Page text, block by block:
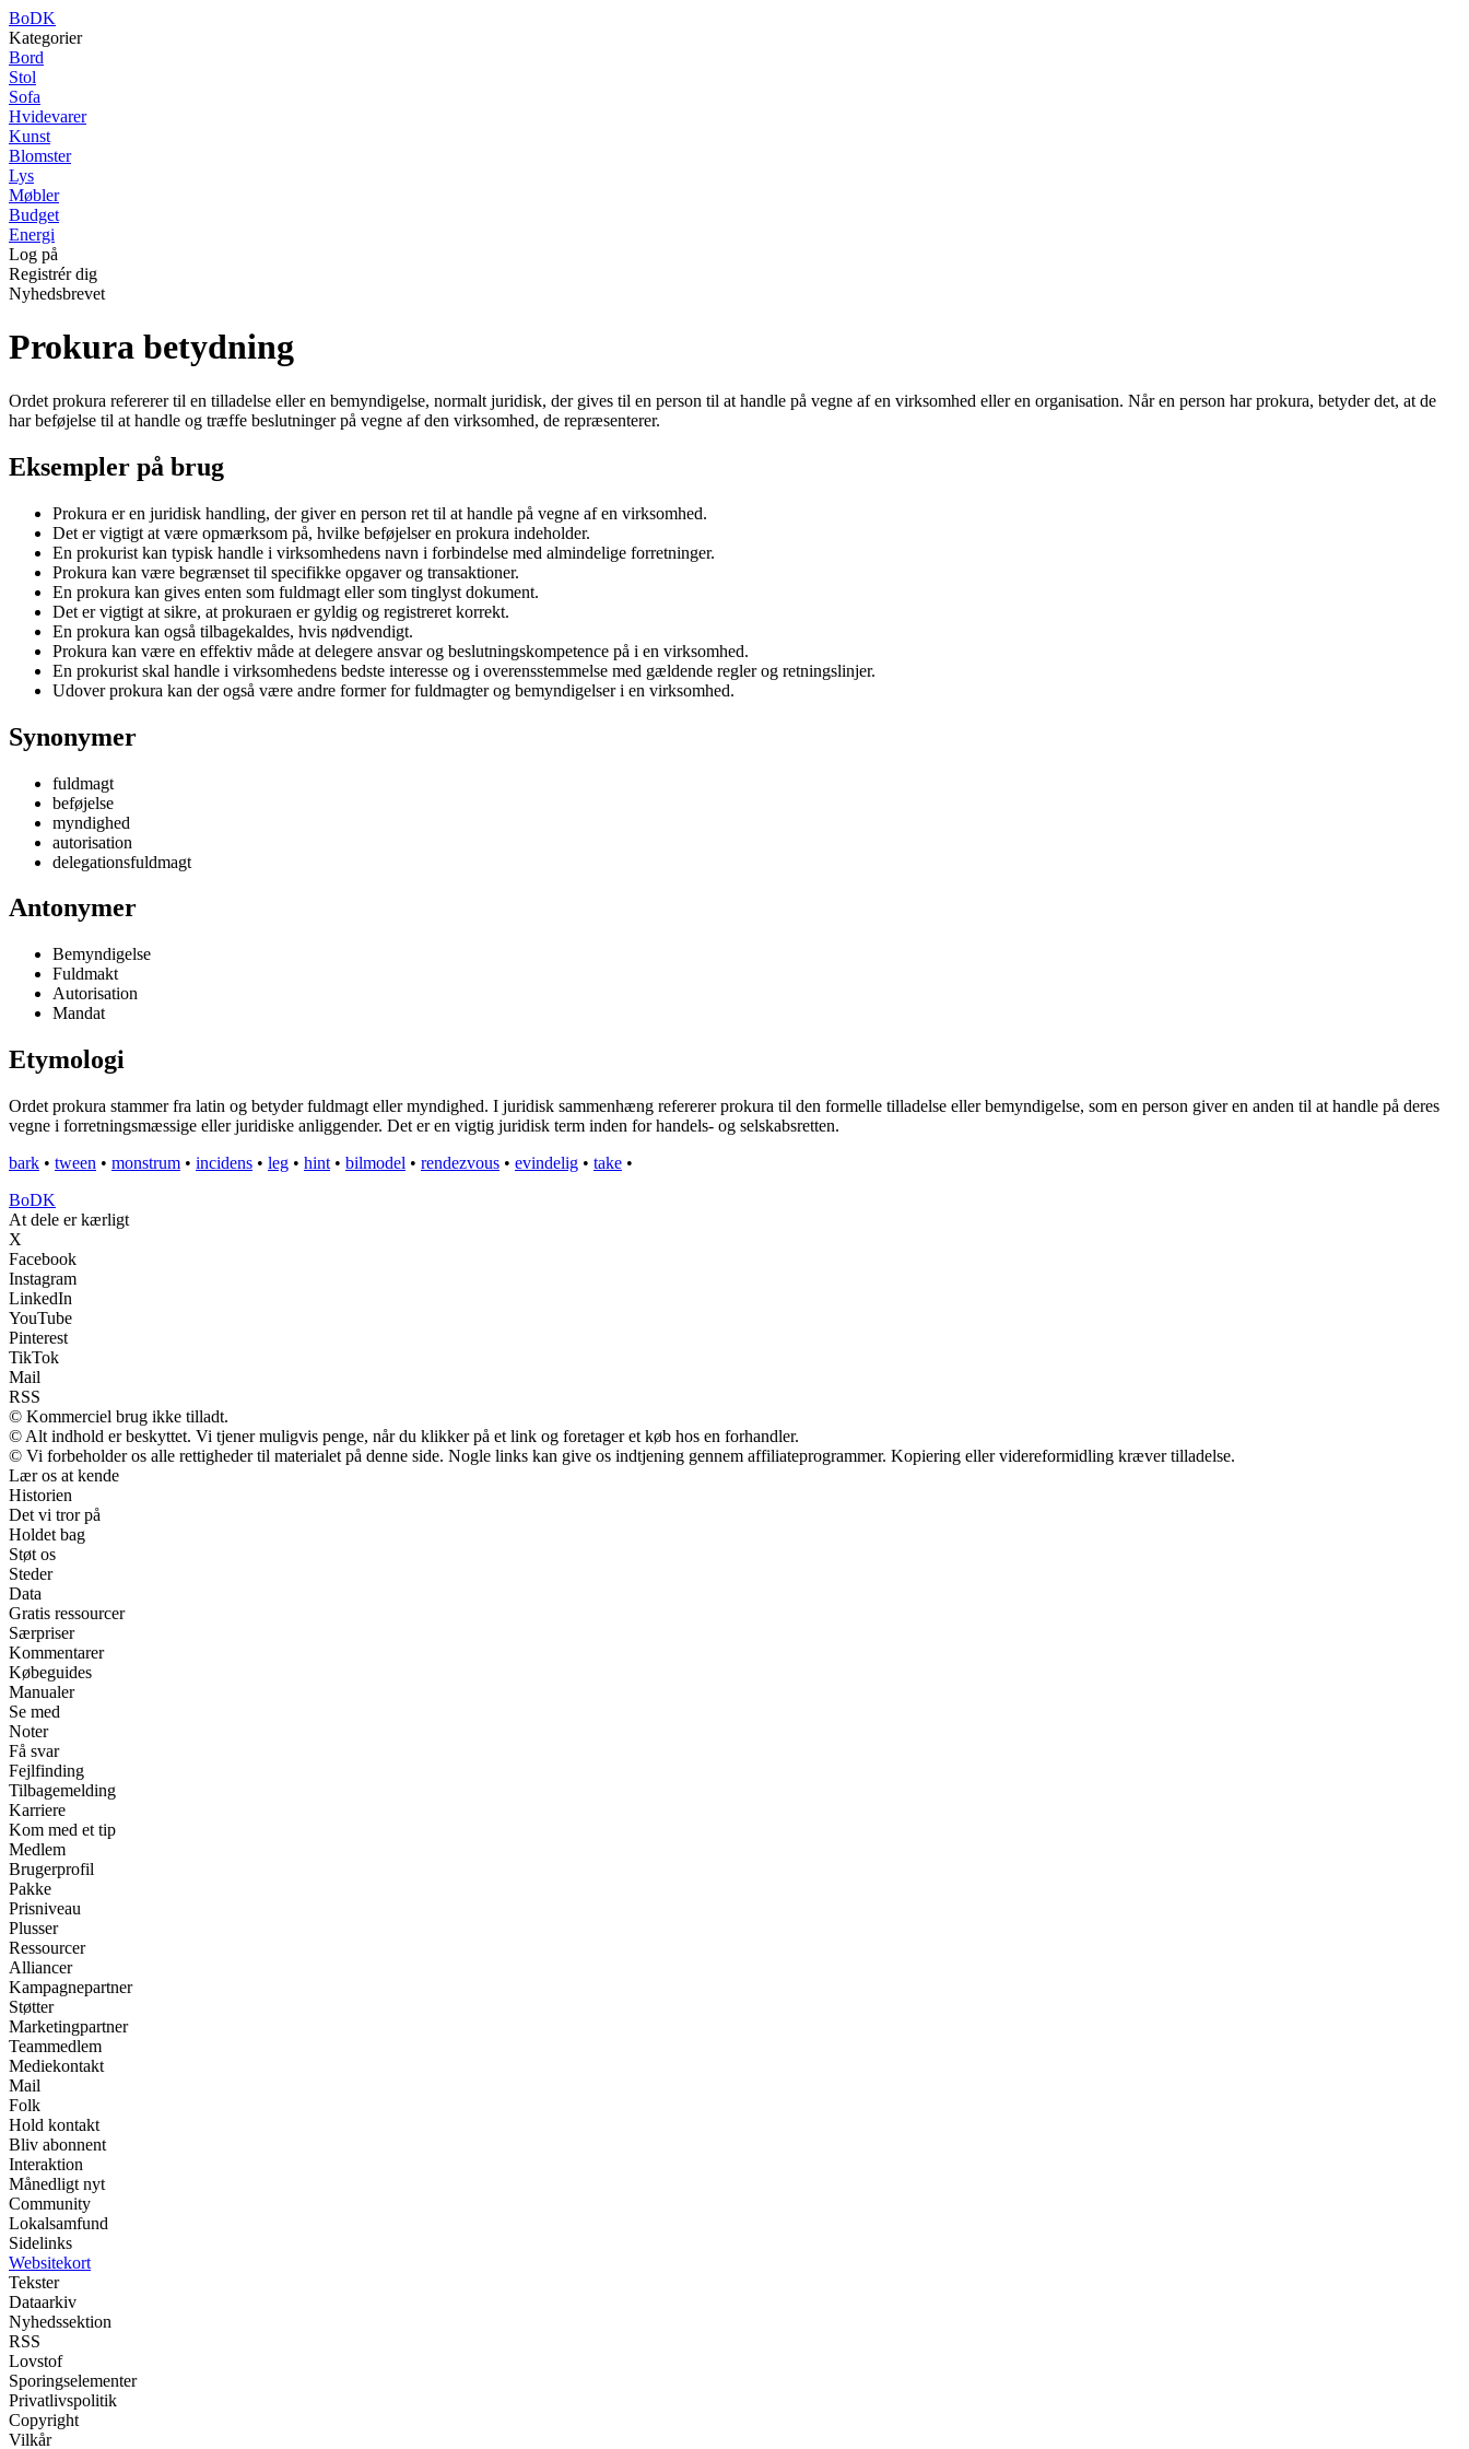
BoDK
Kategorier
Bord
Stol
Sofa
Hvidevarer
Kunst
Blomster
Lys
Møbler
Budget
Energi
Log på
Registrér dig
Nyhedsbrevet
Prokura betydning
Ordet prokura refererer til en tilladelse eller en bemyndigelse, normalt juridisk, der gives til en person til at handle på vegne af en virksomhed eller en organisation. Når en person har prokura, betyder det, at de
har beføjelse til at handle og træffe beslutninger på vegne af den virksomhed, de repræsenterer.
Eksempler på brug
Prokura er en juridisk handling, der giver en person ret til at handle på vegne af en virksomhed.
Det er vigtigt at være opmærksom på, hvilke beføjelser en prokura indeholder.
En prokurist kan typisk handle i virksomhedens navn i forbindelse med almindelige forretninger.
Prokura kan være begrænset til specifikke opgaver og transaktioner.
En prokura kan gives enten som fuldmagt eller som tinglyst dokument.
Det er vigtigt at sikre, at prokuraen er gyldig og registreret korrekt.
En prokura kan også tilbagekaldes, hvis nødvendigt.
Prokura kan være en effektiv måde at delegere ansvar og beslutningskompetence på i en virksomhed.
En prokurist skal handle i virksomhedens bedste interesse og i overensstemmelse med gældende regler og retningslinjer.
Udover prokura kan der også være andre former for fuldmagter og bemyndigelser i en virksomhed.
Synonymer
fuldmagt
beføjelse
myndighed
autorisation
delegationsfuldmagt
Antonymer
Bemyndigelse
Fuldmakt
Autorisation
Mandat
Etymologi
Ordet prokura stammer fra latin og betyder fuldmagt eller myndighed. I juridisk sammenhæng refererer prokura til den formelle tilladelse eller bemyndigelse, som en person giver en anden til at handle på deres
vegne i forretningsmæssige eller juridiske anliggender. Det er en vigtig juridisk term inden for handels- og selskabsretten.
bark • tween • monstrum • incidens • leg • hint • bilmodel • rendezvous • evindelig • take •
BoDK
At dele er kærligt
X
Facebook
Instagram
LinkedIn
YouTube
Pinterest
TikTok
Mail
RSS
© Kommerciel brug ikke tilladt.
© Alt indhold er beskyttet. Vi tjener muligvis penge, når du klikker på et link og foretager et køb hos en forhandler.
© Vi forbeholder os alle rettigheder til materialet på denne side. Nogle links kan give os indtjening gennem affiliateprogrammer. Kopiering eller videreformidling kræver tilladelse.
Lær os at kende
Historien
Det vi tror på
Holdet bag
Støt os
Steder
Data
Gratis ressourcer
Særpriser
Kommentarer
Købeguides
Manualer
Se med
Noter
Få svar
Fejlfinding
Tilbagemelding
Karriere
Kom med et tip
Medlem
Brugerprofil
Pakke
Prisniveau
Plusser
Ressourcer
Alliancer
Kampagnepartner
Støtter
Marketingpartner
Teammedlem
Mediekontakt
Mail
Folk
Hold kontakt
Bliv abonnent
Interaktion
Månedligt nyt
Community
Lokalsamfund
Sidelinks
Websitekort
Tekster
Dataarkiv
Nyhedssektion
RSS
Lovstof
Sporingselementer
Privatlivspolitik
Copyright
Vilkår